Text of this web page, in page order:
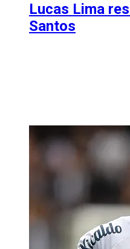
Lucas Lima
Santos